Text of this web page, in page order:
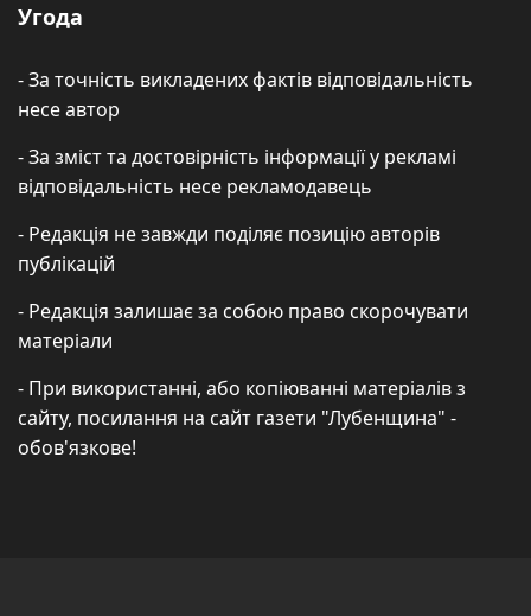
Угода
- За точність викладених фактів відповідальність
несе автор
- За зміст та достовірність інформації у рекламі
відповідальність несе рекламодавець
- Редакція не завжди поділяє позицію авторів
публікацій
- Редакція залишає за собою право скорочувати
матеріали
- При використанні, або копіюванні матеріалів з
сайту, посилання на сайт газети "Лубенщина" -
обов'язкове!